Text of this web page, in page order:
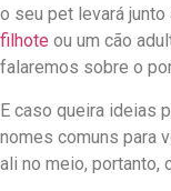
o seu pet levará
filhote ou um cão
falaremos sobre o
E caso queira ideias
nomes comuns para
ali no meio, portanto,